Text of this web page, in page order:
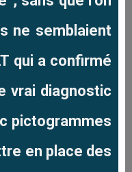
ne semblaient
qui a confirmé
vrai diagnostic
pictogrammes
en place des